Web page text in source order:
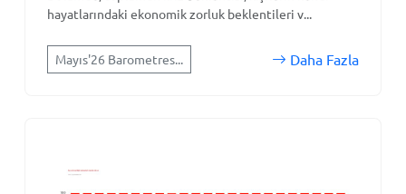
hayatlarındaki ekonomik zorluk beklentileri v...
Mayıs'26 Barometres... Daha Fazla